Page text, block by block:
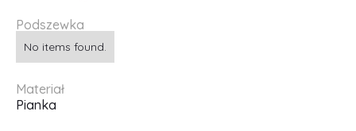
Podszewka
No items found.
Materiał
Pianka